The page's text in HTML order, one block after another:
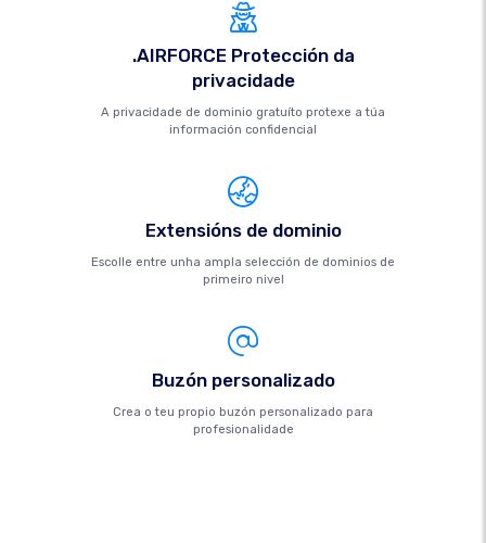
.AIRFORCE Protección da
privacidade
A privacidade de dominio gratuíto protexe a túa
información confidencial
Extensións de dominio
Escolle entre unha ampla selección de dominios de
primeiro nivel
Buzón personalizado
Crea o teu propio buzón personalizado para
profesionalidade